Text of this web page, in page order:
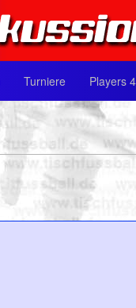
Turniere Players